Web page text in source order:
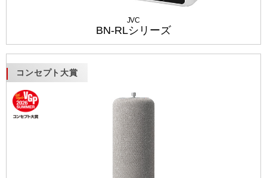
JVC
BN-RLシリーズ
コンセプト大賞